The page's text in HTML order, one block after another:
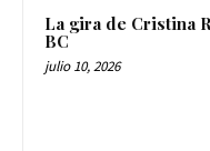
La gira de Cristina
BC
julio 10, 2026